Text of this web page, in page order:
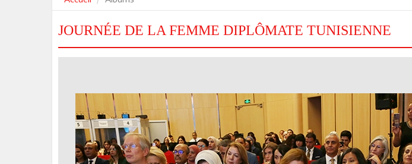
JOURNÉE DE LA FEMME DIPLÔMATE TUNISIENNE